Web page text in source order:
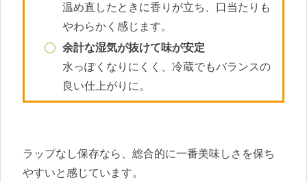
温め直したときに香りが立ち、口当たりも
やわらかく感じます。
余計な湿気が抜けて味が安定
水っぽくなりにくく、冷蔵でもバランスの
良い仕上がりに。
ラップなし保存なら、総合的に一番美味しさを保ち
やすいと感じています。